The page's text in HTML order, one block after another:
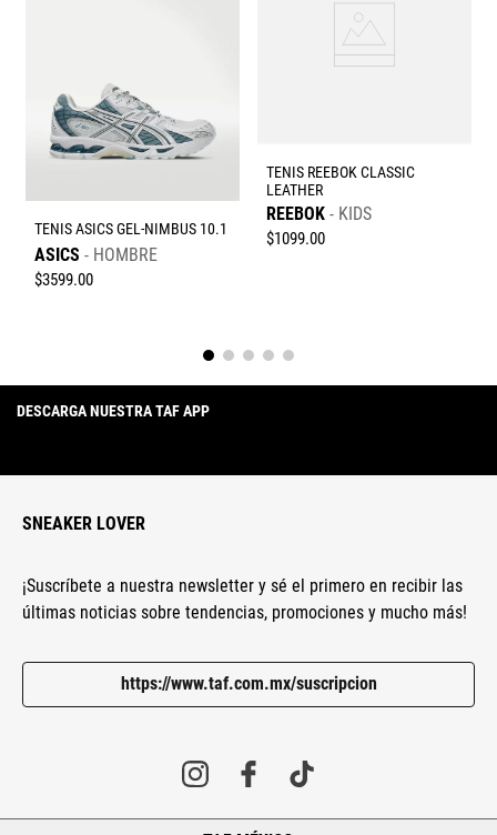
TENIS ASICS GEL-NIMBUS 10.1
ASICS HOMBRE
$3599.00
TENIS REEBOK CLASSIC
LEATHER
REEBOK KIDS
$1099.00
DESCARGA NUESTRA TAF APP
SNEAKER LOVER
¡Suscríbete a nuestra newsletter y sé el primero en recibir las
últimas noticias sobre tendencias, promociones y mucho más!
https://www.taf.com.mx/suscripcion